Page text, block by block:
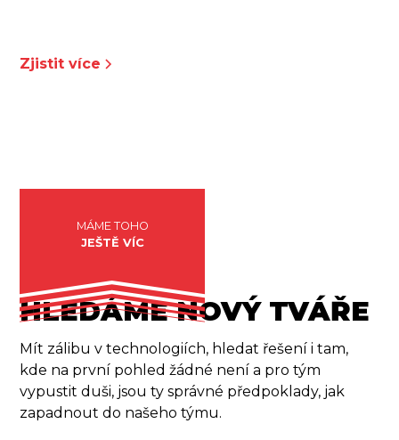
Zjistit více
MÁME TOHO
JEŠTĚ VÍC
HLEDÁME NOVÝ TVÁŘE
Mít zálibu v technologiích, hledat řešení i tam,
kde na první pohled žádné není a pro tým
vypustit duši, jsou ty správné předpoklady, jak
zapadnout do našeho týmu.